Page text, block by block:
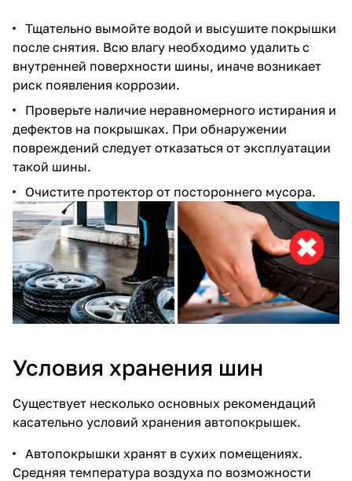
Тщательно вымойте водой и высушите покрышки
после снятия. Всю влагу необходимо удалить с
внутренней поверхности шины, иначе возникает
риск появления коррозии.
Проверьте наличие неравномерного истирания и
дефектов на покрышках. При обнаружении
повреждений следует отказаться от эксплуатации
такой шины.
Очистите протектор от постороннего мусора.
Условия хранения шин
Существует несколько основных рекомендаций
касательно условий хранения автопокрышек.
Автопокрышки хранят в сухих помещениях.
Средняя температура воздуха по возможности